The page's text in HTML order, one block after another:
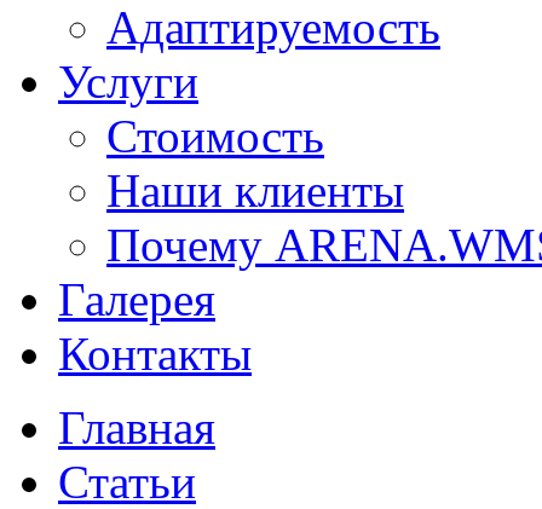
Адаптируемость
Услуги
Стоимость
Наши клиенты
Почему
Галерея
Контакты
Главная
Статьи